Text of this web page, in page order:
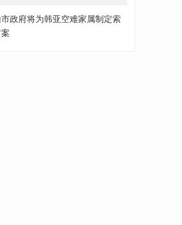
政府将为韩亚空难家属制定索